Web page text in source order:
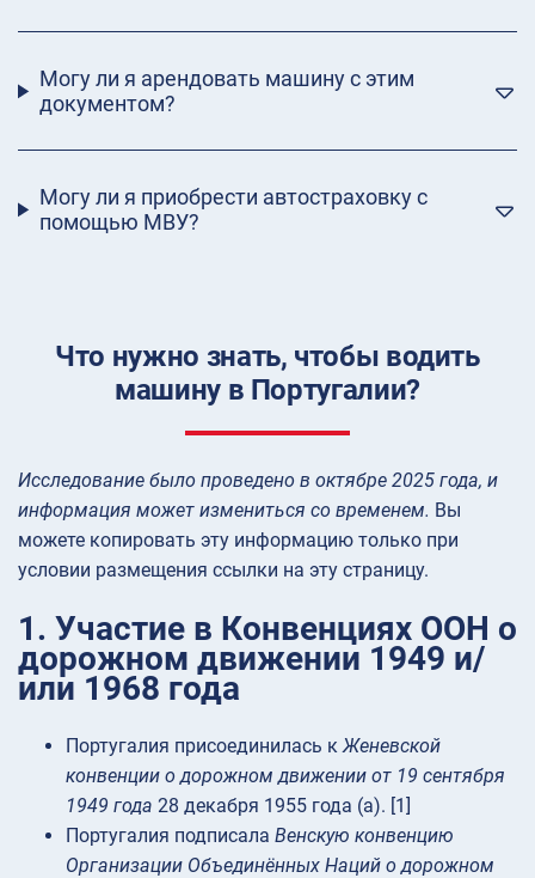
Могу ли я арендовать машину с этим
документом?
Могу ли я приобрести автостраховку с
помощью МВУ?
Что нужно знать, чтобы водить
машину в Португалии?
Исследование было проведено в октябре 2025 года, и
информация может измениться со временем. Вы
можете копировать эту информацию только при
условии размещения ссылки на эту страницу.
1. Участие в Конвенциях ООН о
дорожном движении 1949 и/
или 1968 года
Португалия присоединилась кЖеневской
конвенции о дорожном движении от 19 сентября
1949 года 28 декабря 1955 года (a). [1]
Португалия подписала Венскую конвенцию
Организации Объединённых Наций о дорожном